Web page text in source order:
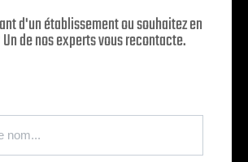
d'un établissement ou souhaitez en
de nos experts vous recontacte.